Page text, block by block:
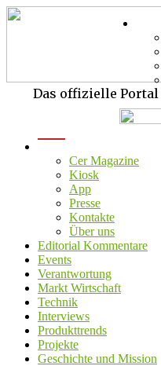
Das offizielle
Cer Magazine
Kiosk
App
Presse
Kontakte
Über uns
Editorial Kommentare
Events
Verantwortung
Markt Wirtschaft
Technik
Interviews
Produkttrends
Projekte
Geschichte und Mission